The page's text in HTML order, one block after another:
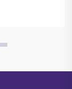
vielseitigen